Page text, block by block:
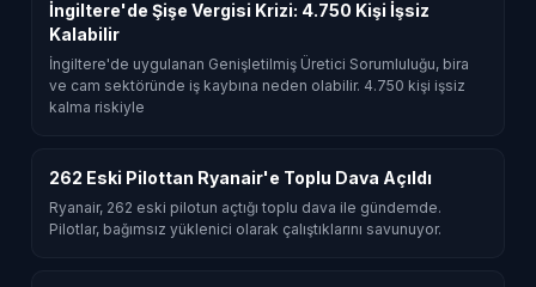
İngiltere'de Şişe Vergisi Krizi: 4.750 Kişi İşsiz
Kalabilir
İngiltere'de uygulanan Genişletilmiş Üretici Sorumluluğu, bira
ve cam sektöründe iş kaybına neden olabilir. 4.750 kişi işsiz
kalma riskiyle
262 Eski Pilottan Ryanair'e Toplu Dava Açıldı
Ryanair, 262 eski pilotun açtığı toplu dava ile gündemde.
Pilotlar, bağımsız yüklenici olarak çalıştıklarını savunuyor.